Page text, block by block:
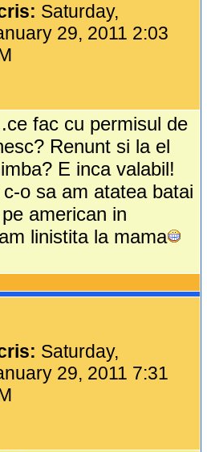
Saturday,
29, 2011 2:03
fac cu permisul de
Renunt si la el
E inca valabil!
o sa am atatea batai
american in
linistita la mama
Saturday,
29, 2011 7:31